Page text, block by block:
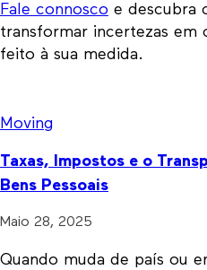
Fale connosco e descubra
transformar incertezas em
feito à sua medida.
Moving
Taxas, Impostos e o
Bens Pessoais
Maio 28, 2025
Quando muda de país ou